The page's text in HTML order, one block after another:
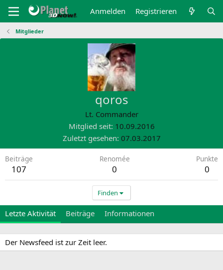
Anmelden Registrieren
Mitglieder
qoros
Lt. Commander
Mitglied seit 10.09.2016
Zuletzt gesehen 07.03.2017
Beiträge
107
Renomée
0
Punkte
0
Finden
Letzte Aktivität Beiträge Informationen
Der Newsfeed ist zur Zeit leer.